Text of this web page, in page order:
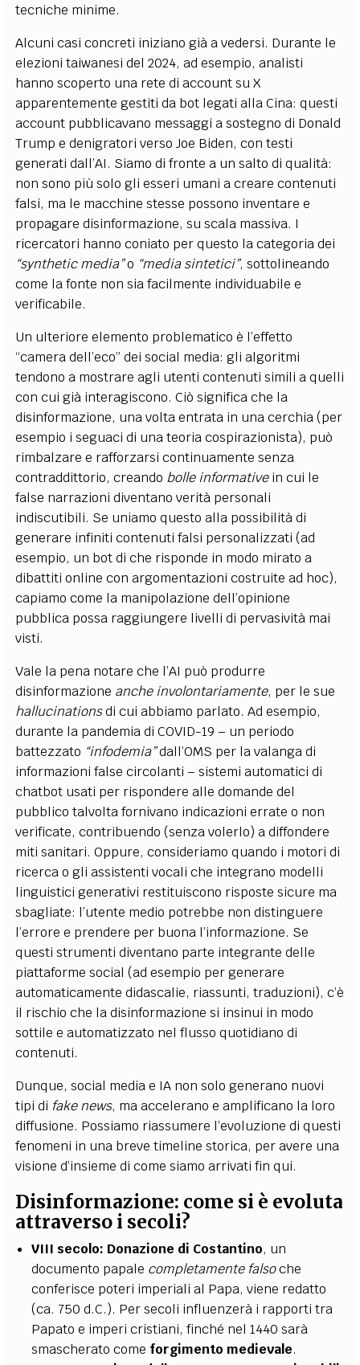
tecniche minime.
Alcuni casi concreti iniziano già a vedersi. Durante le
elezioni taiwanesi del 2024, ad esempio, analisti
hanno scoperto una rete di account su X
apparentemente gestiti da bot legati alla Cina: questi
account pubblicavano messaggi a sostegno di Donald
Trump e denigratori verso Joe Biden, con testi
generati dall’AI. Siamo di fronte a un salto di qualità:
non sono più solo gli esseri umani a creare contenuti
falsi, ma le macchine stesse possono inventare e
propagare disinformazione, su scala massiva. I
ricercatori hanno coniato per questo la categoria dei
“synthetic media”o “media sintetici”, sottolineando
come la fonte non sia facilmente individuabile e
verificabile.
Un ulteriore elemento problematico è l’effetto
“camera dell’eco” dei social media: gli algoritmi
tendono a mostrare agli utenti contenuti simili a quelli
con cui già interagiscono. Ciò significa che la
disinformazione, una volta entrata in una cerchia (per
esempio i seguaci di una teoria cospirazionista), può
rimbalzare e rafforzarsi continuamente senza
contraddittorio, creando bolle informativein cui le
false narrazioni diventano verità personali
indiscutibili. Se uniamo questo alla possibilità di
generare infiniti contenuti falsi personalizzati (ad
esempio, un bot di che risponde in modo mirato a
dibattiti online con argomentazioni costruite ad hoc),
capiamo come la manipolazione dell’opinione
pubblica possa raggiungere livelli di pervasività mai
visti.
Vale la pena notare che l’AI può produrre
disinformazione anche involontariamente, per le sue
hallucinationsdi cui abbiamo parlato. Ad esempio,
durante la pandemia di COVID-19 – un periodo
battezzato “infodemia”dall’OMS per la valanga di
informazioni false circolanti​ – sistemi automatici di
chatbot usati per rispondere alle domande del
pubblico talvolta fornivano indicazioni errate o non
verificate, contribuendo (senza volerlo) a diffondere
miti sanitari. Oppure, consideriamo quando i motori di
ricerca o gli assistenti vocali che integrano modelli
linguistici generativi restituiscono risposte sicure ma
sbagliate: l’utente medio potrebbe non distinguere
l’errore e prendere per buona l’informazione. Se
questi strumenti diventano parte integrante delle
piattaforme social (ad esempio per generare
automaticamente didascalie, riassunti, traduzioni), c’è
il rischio che la disinformazione si insinui in modo
sottile e automatizzato nel flusso quotidiano di
contenuti.
Dunque, social media e IA non solo generano nuovi
tipi di fake news, ma accelerano e amplificano la loro
diffusione. Possiamo riassumere l’evoluzione di questi
fenomeni in una breve timeline storica, per avere una
visione d’insieme di come siamo arrivati fin qui.
Disinformazione: come si è evoluta
attraverso i secoli?
VIII secolo: Donazione di Costantino, un
documento papale completamente falsoche
conferisce poteri imperiali al Papa, viene redatto
(ca. 750 d.C.). Per secoli influenzerà i rapporti tra
Papato e imperi cristiani, finché nel 1440 sarà
smascherato come forgimento medievale.